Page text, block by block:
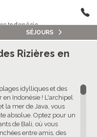
Indonésie
2/5
Rizières en
idylliques et des
en Indonésie ! L'archipel
la mer de Java, vous
absolue. Optez pour un
de Bali, où vous
entre amis, des
SÉJOURS